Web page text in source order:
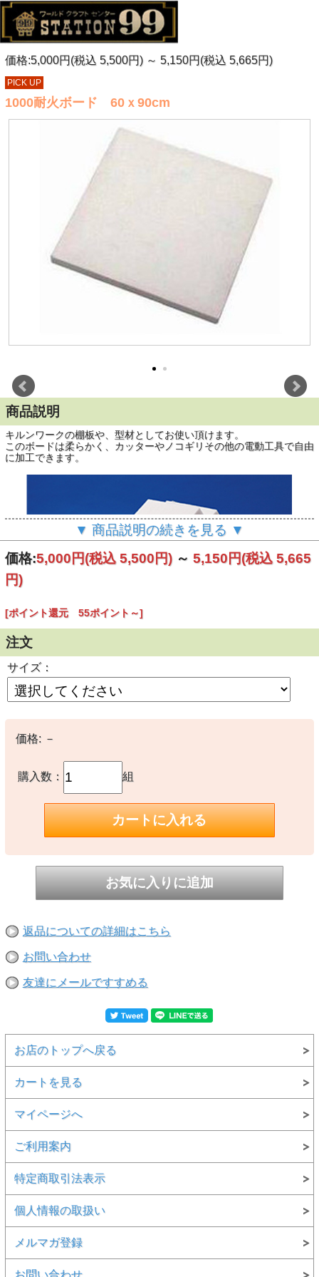
価格:5,000円(税込 5,500円) ～ 5,150円(税込 5,665円)
PICK UP
1000耐火ボード 60ｘ90cm
商品説明
キルンワークの棚板や、型材としてお使い頂けます。
このボードは柔らかく、カッターやノコギリその他の電動工具で自由
に加工できます。
耐熱温度：1000度（実質 900度）
在庫のない場合はご注文から1-2週間お待ちいただきます。
また状況によってメーカーより直送となりますが、その場合は代引き
不可となりますのでご了承ください。
こちらの商品はサイズが大きいため、通常よりも運賃が多くかかりま
すのでご了承ください。
■元サイズでのご購入は5枚以上からのご注文に限らせていただきま
■購入枚数5枚以下は、1/2または1/4にカットしてお送りさせていただ
カット代（1カットにつき50円）がかかりますが、送料はお安くなり
■元サイズでの配送は福山通運でのお届けに限ります。
■福山通運では、法人名や屋号、工房名などをご登録でない個人名の
みのお客様にお送りする場合は、送料が数千円と高額になりますので
ご注意ください。
▼ 商品説明の続きを見る ▼
価格:5,000円(税込 5,500円) ～ 5,150円(税込 5,665
円)
[ポイント還元 55ポイント～]
注文
サイズ：
価格:－
購入数： 組
返品についての詳細はこちら
お問い合わせ
友達にメールですすめる
お店のトップへ戻る
カートを見る
マイページへ
ご利用案内
特定商取引法表示
個人情報の取扱い
メルマガ登録
お問い合わせ